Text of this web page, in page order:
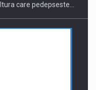
care pedepseste…